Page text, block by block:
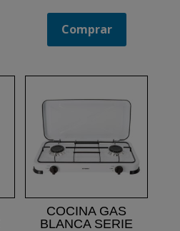
Comprar
COCINA GAS
BLANCA SERIE